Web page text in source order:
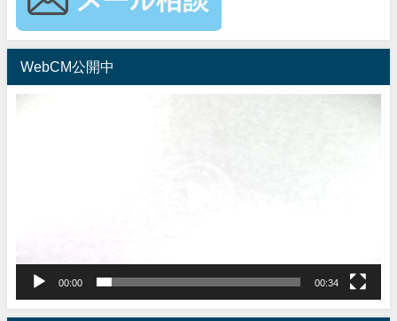
WebCM公開中
00:00 00:34